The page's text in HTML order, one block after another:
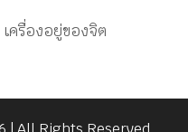
เครื่องอยู่ของจิต